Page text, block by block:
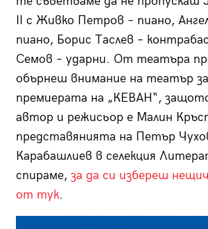
II с Живко Петров – пиано,
пиано, Борис Таслев –
Семов – ударни. От театъра
обърнеш внимание на театър
премиерата на „КЕВАН“,
автор и режисьор е Малин
представянията на Петър
Карабашлиев в селекция
спираме, за да си избереш
от тук.